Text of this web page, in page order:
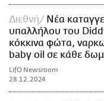
Διεθνή
Νέα
υπαλλήλου του
κόκκινα φώτα,
baby oil σε κάθε
LifO Newsroom
28.12.2024